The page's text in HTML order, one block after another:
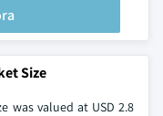
Size
was valued at USD 2.8